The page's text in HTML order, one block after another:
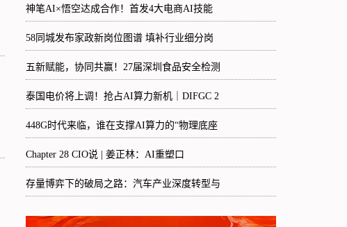
神笔AI×悟空达成合作！首发4大电商AI技能
58同城发布家政新岗位图谱 填补行业细分岗
五新赋能，协同共赢！27届深圳食品安全检测
泰国电价将上调！抢占AI算力新机｜DIFGC 2
448G时代来临，谁在支撑AI算力的“物理底座
Chapter 28 CIO说 | 姜正林：AI重塑口
存量博弈下的破局之路：汽车产业深度转型与